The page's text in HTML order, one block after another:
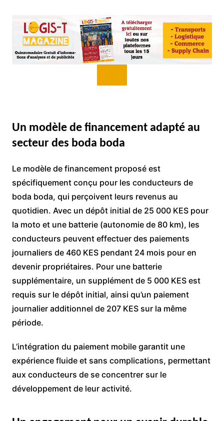
Un modèle de financement adapté au
secteur des boda boda
Le modèle de financement proposé est
spécifiquement conçu pour les conducteurs de
boda boda, qui perçoivent leurs revenus au
quotidien. Avec un dépôt initial de 25 000 KES pour
la moto et une batterie (autonomie de 80 km), les
conducteurs peuvent effectuer des paiements
journaliers de 460 KES pendant 24 mois pour en
devenir propriétaires. Pour une batterie
supplémentaire, un supplément de 5 000 KES est
requis sur le dépôt initial, ainsi qu’un paiement
journalier additionnel de 207 KES sur la même
période.
L’intégration du paiement mobile garantit une
expérience fluide et sans complications, permettant
aux conducteurs de se concentrer sur le
développement de leur activité.